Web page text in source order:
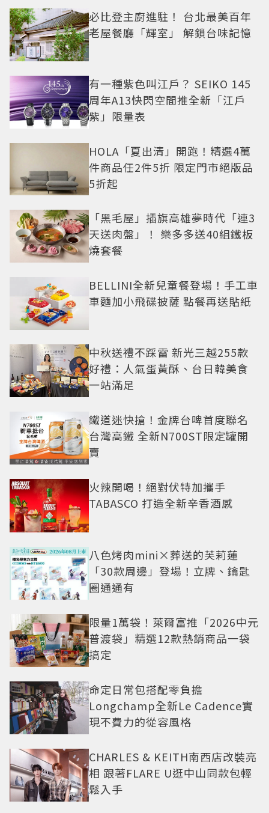
必比登主廚進駐！ 台北最美百年
老屋餐廳「輝室」 解鎖台味記憶
有一種紫色叫江戶？ SEIKO 145
周年A13快閃空間推全新「江戶
紫」限量表
HOLA「夏出清」開跑！精選4萬
件商品任2件5折 限定門市絕版品
5折起
「黑毛屋」插旗高雄夢時代「連3
天送肉盤」！ 樂多多送40組鐵板
燒套餐
BELLINI全新兒童餐登場！手工車
車麵加小飛碟披薩 點餐再送貼紙
中秋送禮不踩雷 新光三越255款
好禮：人氣蛋黃酥、台日韓美食
一站滿足
鐵道迷快搶！金牌台啤首度聯名
台灣高鐵 全新N700ST限定罐開
賣
火辣開喝！絕對伏特加攜手
TABASCO 打造全新辛香酒感
八色烤肉mini×葬送的芙莉蓮
「30款周邊」登場！立牌、鑰匙
圈通通有
限量1萬袋！萊爾富推「2026中元
普渡袋」精選12款熱銷商品一袋
搞定
命定日常包搭配零負擔
Longchamp全新Le Cadence實
現不費力的從容風格
CHARLES & KEITH南西店改裝亮
相 跟著FLARE U逛中山同款包輕
鬆入手